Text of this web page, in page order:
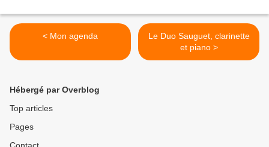
< Mon agenda
Le Duo Sauguet, clarinette
et piano >
Hébergé par Overblog
Top articles
Pages